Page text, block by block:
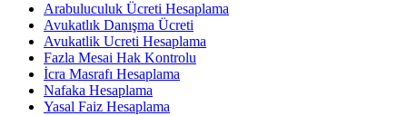
Arabuluculuk Ücreti Hesaplama
Avukatlık Danışma Ücreti
Avukatlik Ucreti Hesaplama
Fazla Mesai Hak Kontrolu
İcra Masrafı Hesaplama
Nafaka Hesaplama
Yasal Faiz Hesaplama